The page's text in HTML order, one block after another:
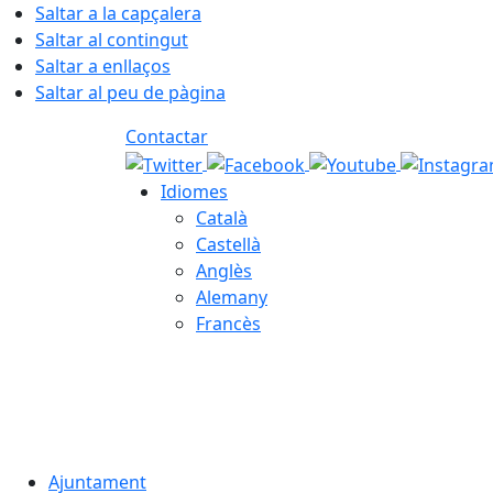
Saltar a la capçalera
Saltar al contingut
Saltar a enllaços
Saltar al peu de pàgina
Contactar
Idiomes
Català
Castellà
Anglès
Alemany
Francès
Ajuntament